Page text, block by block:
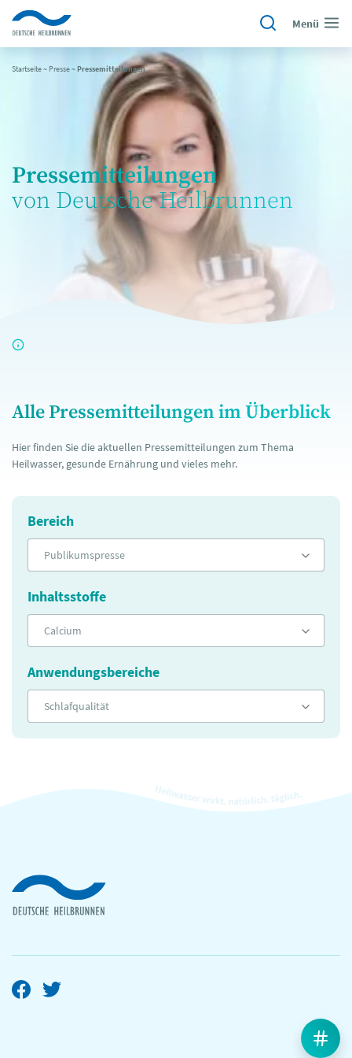
Menü
Startseite~ Presse~Pressemitteilungen
Pressemitteilungen
von Deutsche Heilbrunnen
Alle Pressemitteilungen im Überblick
Hier finden Sie die aktuellen Pressemitteilungen zum Thema
Heilwasser, gesunde Ernährung und vieles mehr.
Bereich
Publikumspresse
Inhaltsstoffe
Calcium
Anwendungsbereiche
Schlafqualität